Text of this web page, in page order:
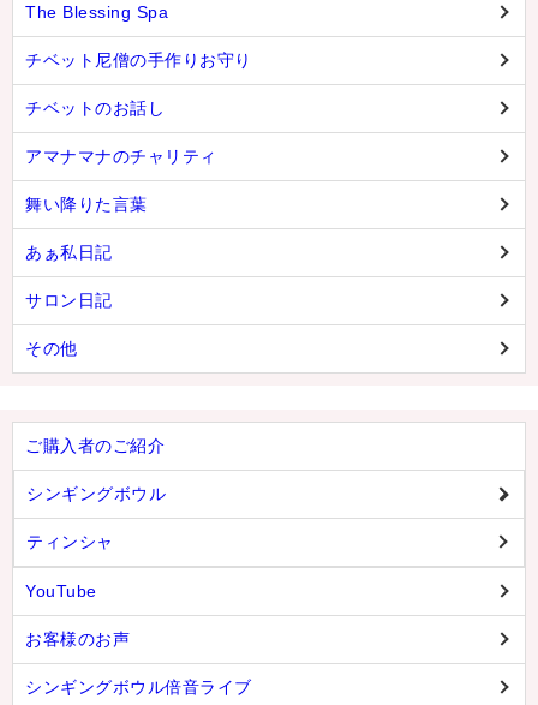
The Blessing Spa
チベット尼僧の手作りお守り
チベットのお話し
アマナマナのチャリティ
舞い降りた言葉
あぁ私日記
サロン日記
その他
ご購入者のご紹介
シンギングボウル
ティンシャ
YouTube
お客様のお声
シンギングボウル倍音ライブ